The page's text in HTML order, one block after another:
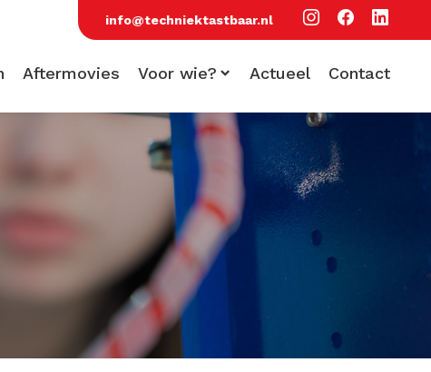
info@techniektastbaar.nl
Aftermovies Voor wie?
Voor scholen
Voor bezoekers
Voor bedrijven
Actueel Contact